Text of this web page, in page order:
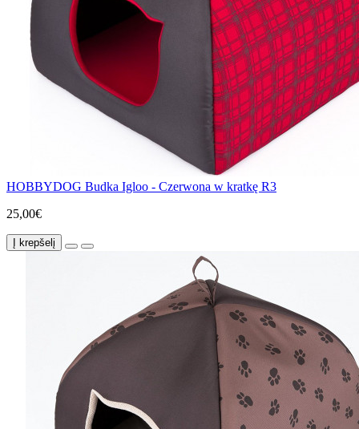
HOBBYDOG Budka Igloo - Czerwona w kratkę R3
25,00€
Į krepšelį